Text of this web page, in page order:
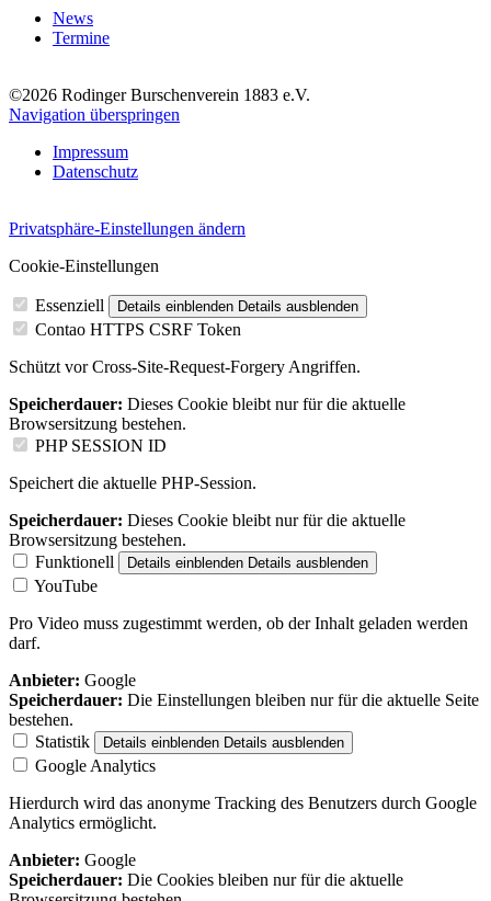
News
Termine
©2026 Rodinger Burschenverein 1883 e.V.
Navigation überspringen
Impressum
Datenschutz
Privatsphäre-Einstellungen ändern
Cookie-Einstellungen
Essenziell Details einblenden Details ausblenden
Contao HTTPS CSRF Token
Schützt vor Cross-Site-Request-Forgery Angriffen.
Speicherdauer: Dieses Cookie bleibt nur für die aktuelle
Browsersitzung bestehen.
PHP SESSION ID
Speichert die aktuelle PHP-Session.
Speicherdauer: Dieses Cookie bleibt nur für die aktuelle
Browsersitzung bestehen.
Funktionell
Details einblenden Details ausblenden
YouTube
Pro Video muss zugestimmt werden, ob der Inhalt geladen werden
darf.
Anbieter: Google
Speicherdauer: Die Einstellungen bleiben nur für die aktuelle Seite
bestehen.
Statistik
Details einblenden Details ausblenden
Google Analytics
Hierdurch wird das anonyme Tracking des Benutzers durch Google
Analytics ermöglicht.
Anbieter: Google
Speicherdauer: Die Cookies bleiben nur für die aktuelle